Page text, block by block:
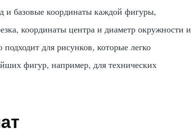
и базовые координаты каждой фигуры,
координаты центра и диаметр окружности и
для рисунков, которые легко
фигур, например, для технических